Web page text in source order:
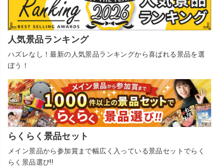
人気景品ランキング
ハズレなし！最新の人気景品ランキングから喜ばれる景品を選
ぼう！
らくらく景品セット
メイン景品から参加賞まで幅広く入っている景品セットでらく
らく景品選び!!